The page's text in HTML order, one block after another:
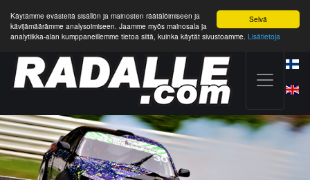
Selvä
Käytämme evästeitä sisällön ja mainosten räätälöimiseen ja
kävijämäärämme analysoimiseen. Jaamme myös mainosala ja
analytiikka-alan kumppaneillemme tietoa siitä, kuinka käytät sivustoamme. Lisätietoja